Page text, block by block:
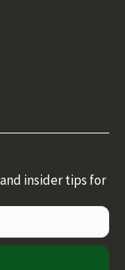
insider tips for